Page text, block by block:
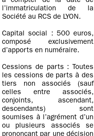
l’immatriculation de la
Société au RCS de LYON.
Capital social : 500 euros,
composé exclusivement
d’apports en numéraire.
Cessions de parts : Toutes
les cessions de parts à des
tiers non associés (sauf
celles entre associés,
conjoints, ascendant,
descendants) sont
soumises à l’agrément d’un
ou plusieurs associés se